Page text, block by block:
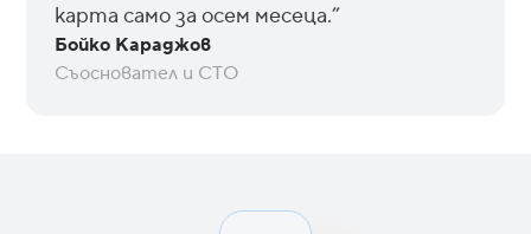
карта само за осем месеца.”
Бойко Караджов
Съосновател и CTO